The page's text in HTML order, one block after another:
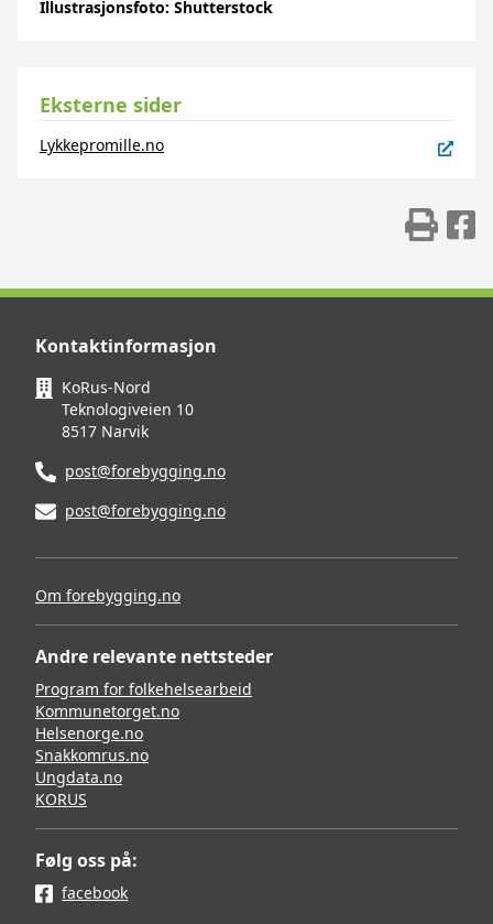
Illustrasjonsfoto: Shutterstock
Eksterne sider
Lykkepromille.no
Kontaktinformasjon
KoRus-Nord
Teknologiveien 10
8517 Narvik
post@forebygging.no
post@forebygging.no
Om forebygging.no
Andre relevante nettsteder
Program for folkehelsearbeid
Kommunetorget.no
Helsenorge.no
Snakkomrus.no
Ungdata.no
KORUS
Følg oss på:
facebook